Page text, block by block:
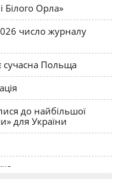
Білого Орла»
число журналу
сучасна Польща
до найбільшої
для України